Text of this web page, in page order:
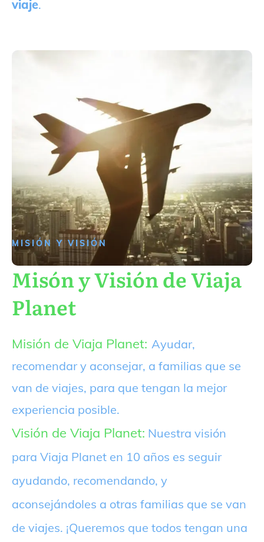
viaje.
MISIÓN Y VISIÓN
Misón y Visión de Viaja
Planet
Misión de Viaja Planet: Ayudar,
recomendar y aconsejar, a familias que se
van de viajes, para que tengan la mejor
experiencia posible.
Visión de Viaja Planet: Nuestra visión
para Viaja Planet en 10 años es seguir
ayudando, recomendando, y
aconsejándoles a otras familias que se van
de viajes. ¡Queremos que todos tengan una